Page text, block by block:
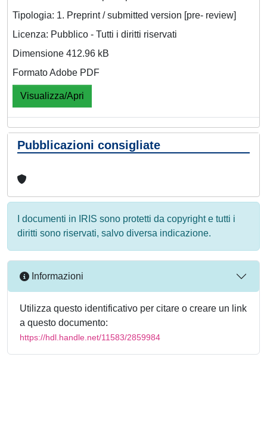
Tipologia: 1. Preprint / submitted version [pre- review]
Licenza: Pubblico - Tutti i diritti riservati
Dimensione 412.96 kB
Formato Adobe PDF
Visualizza/Apri
Pubblicazioni consigliate
I documenti in IRIS sono protetti da copyright e tutti i
diritti sono riservati, salvo diversa indicazione.
Informazioni
Utilizza questo identificativo per citare o creare un link
a questo documento:
https://hdl.handle.net/11583/2859984